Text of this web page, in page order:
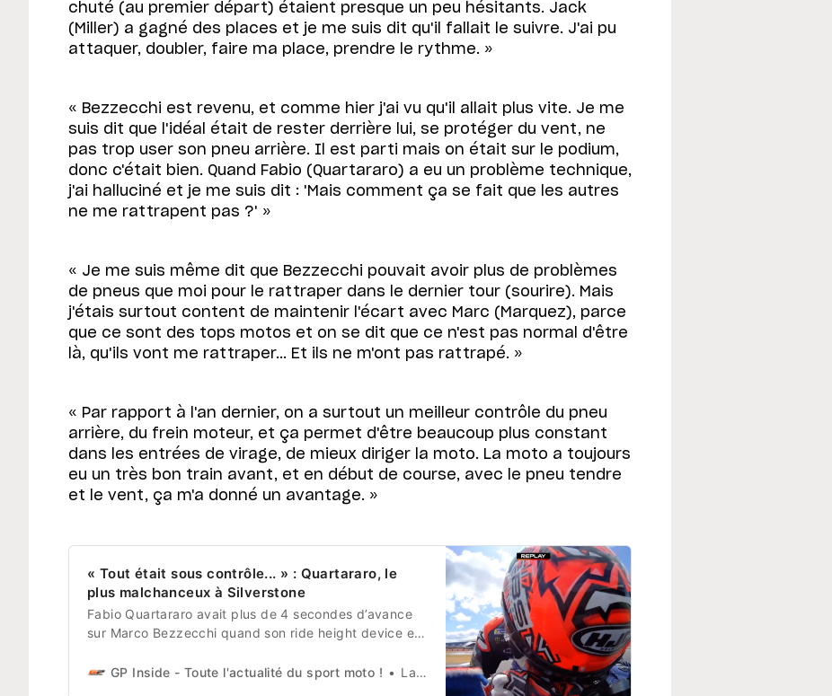
chuté (au premier départ) étaient presque un peu hésitants. Jack
(Miller) a gagné des places et je me suis dit qu'il fallait le suivre. J'ai pu
attaquer, doubler, faire ma place, prendre le rythme. »
« Bezzecchi est revenu, et comme hier j'ai vu qu'il allait plus vite. Je me
suis dit que l'idéal était de rester derrière lui, se protéger du vent, ne
pas trop user son pneu arrière. Il est parti mais on était sur le podium,
donc c'était bien. Quand Fabio (Quartararo) a eu un problème technique,
j'ai halluciné et je me suis dit : 'Mais comment ça se fait que les autres
ne me rattrapent pas ?' »
« Je me suis même dit que Bezzecchi pouvait avoir plus de problèmes
de pneus que moi pour le rattraper dans le dernier tour (sourire). Mais
j'étais surtout content de maintenir l'écart avec Marc (Marquez), parce
que ce sont des tops motos et on se dit que ce n'est pas normal d'être
là, qu'ils vont me rattraper... Et ils ne m'ont pas rattrapé. »
« Par rapport à l'an dernier, on a surtout un meilleur contrôle du pneu
arrière, du frein moteur, et ça permet d'être beaucoup plus constant
dans les entrées de virage, de mieux diriger la moto. La moto a toujours
eu un très bon train avant, et en début de course, avec le pneu tendre
et le vent, ça m'a donné un avantage. »
« Tout était sous contrôle... » : Quartararo, le
plus malchanceux à Silverstone
Fabio Quartararo avait plus de 4 secondes d’avance
sur Marco Bezzecchi quand son ride height device est
technique qui a brisé le rêve d’une victoire qui lui
GP Inside - Toute l'actualité du sport moto ! La Rédaction